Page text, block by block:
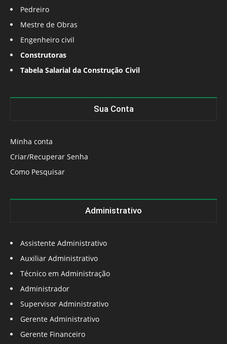
Pedreiro
Mestre de Obras
Engenheiro civil
Construtoras
Tabela Salarial da Construção Civil
Sua Conta
Minha conta
Criar/Recuperar Senha
Como Pesquisar
Administrativo
Assistente Administrativo
Auxiliar Administrativo
Técnico em Administração
Administrador
Supervisor Administrativo
Gerente Administrativo
Gerente Financeiro